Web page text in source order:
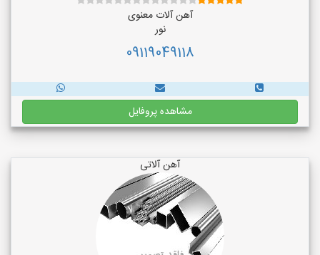
آهن آلات معنوی
نور
09119049118
مشاهده پروفایل
آهن آلاتی